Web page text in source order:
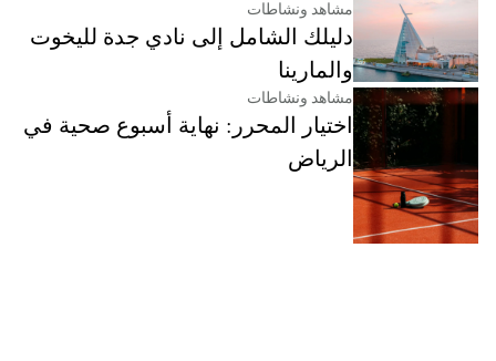
مشاهد ونشاطات
دليلك الشامل إلى نادي جدة لليخوت
والمارينا
مشاهد ونشاطات
اختيار المحرر: نهاية أسبوع صحية في
الرياض